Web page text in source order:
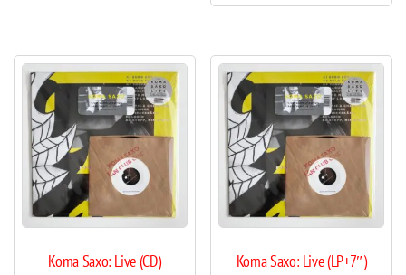
Koma Saxo: Live (CD) Koma Saxo: Live (LP+7″)